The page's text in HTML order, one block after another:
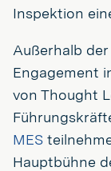
Inspektion
Außerhalb
Engagement
von Thought
MES
Hauptbühne